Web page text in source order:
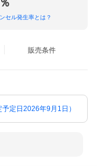
セル発生率とは？
販売条件
定日2026年9月1日）